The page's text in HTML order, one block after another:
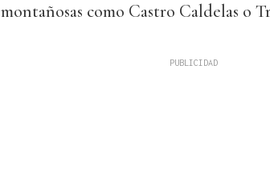
montañosas como Castro Caldelas o